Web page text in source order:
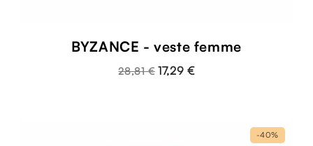
BYZANCE - veste femme
28,81 € 17,29 €
-40%